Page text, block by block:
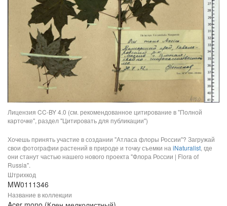
Лицензия CC-BY 4.0 (см. рекомендованное цитирование в "Полной
карточке", раздел "Цитировать для публикации")
Хочешь принять участие в создании "Атласа флоры России"? Загружай
свои фотографии растений в природе и точку съемки на iNaturalist, где
они станут частью нашего нового проекта "Флора России | Flora of
Russia".
Штрихкод
MW0111346
Название в коллекции